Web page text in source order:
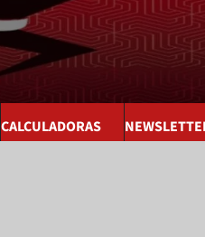
CALCULADORAS